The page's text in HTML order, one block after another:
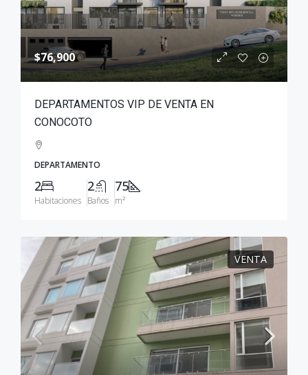
$76,900
DEPARTAMENTOS VIP DE VENTA EN
CONOCOTO
DEPARTAMENTO
2
Habitaciones
2
Baños
75
m²
VENTA